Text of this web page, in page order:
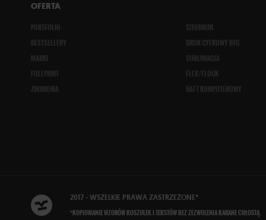
OFERTA
PORTFOLIO
BESTSELLERY
MARKI
FULLPRINT
ZDOBIENIA
SITODRUK
DRUK CYFROWY DTG
SUBLIMACJA
FLEX/FLOCK
HAFT KOMPUTEROWY
2017 - WSZELKIE PRAWA ZASTRZEŻONE*
*KOPIOWANIE WZORÓW KOSZULEK I TEKSTÓW BEZ ZEZWOLENIA KARANE CHŁOSTĄ.